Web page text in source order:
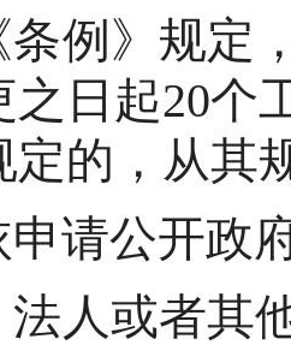
条例》规定
之日起20个
定的，从其
申请公开政
法人或者其